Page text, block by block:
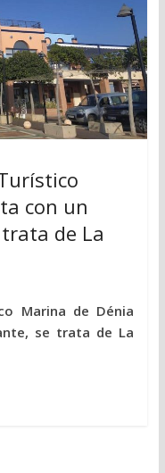
con un
de La
Marina de Dénia
se trata de La